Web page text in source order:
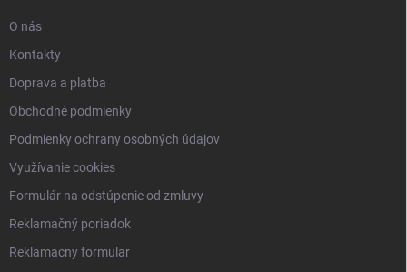
O nás
Kontakty
Doprava a platba
Obchodné podmienky
Podmienky ochrany osobných údajov
Využívanie cookies
Formulár na odstúpenie od zmluvy
Reklamačný poriadok
Reklamacny formular